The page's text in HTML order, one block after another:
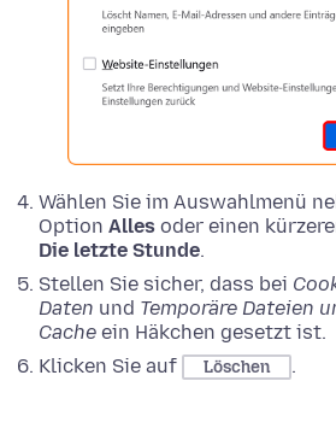
Wählen Sie im Auswahlmenü
Option Alles oder einen
Die letzte Stunde.
Stellen Sie sicher, dass bei
Daten und Temporäre Dateien
Cache ein Häkchen gesetzt ist.
Klicken Sie auf
Löschen .